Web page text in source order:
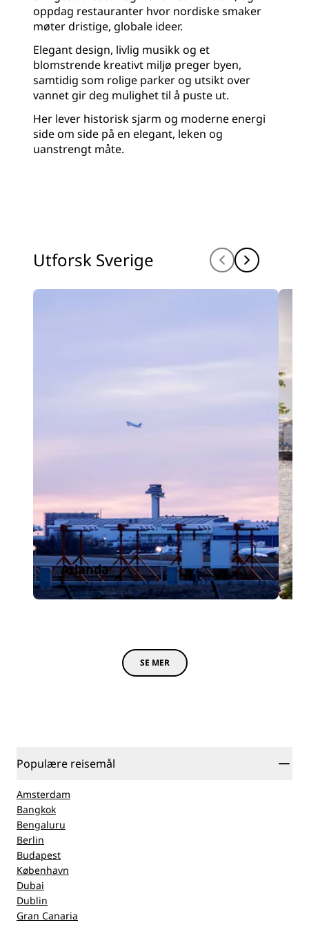
oppdag restauranter hvor nordiske smaker
møter dristige, globale ideer.
Elegant design, livlig musikk og et
blomstrende kreativt miljø preger byen,
samtidig som rolige parker og utsikt over
vannet gir deg mulighet til å puste ut.
Her lever historisk sjarm og moderne energi
side om side på en elegant, leken og
uanstrengt måte.
Utforsk Sverige
Arlanda
SE MER
Populære reisemål
Amsterdam
Bangkok
Bengaluru
Berlin
Budapest
København
Dubai
Dublin
Gran Canaria